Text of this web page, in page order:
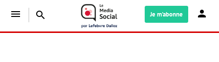
menu search Je m'abonne